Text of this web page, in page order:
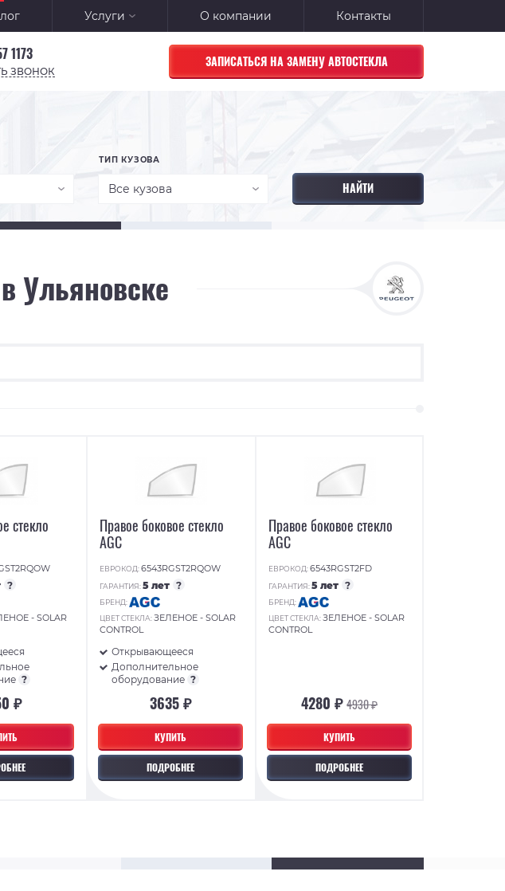
Услуги О компании Контакты
1173
ЗВОНОК
ЗАПИСАТЬСЯ НА ЗАМЕНУ АВТОСТЕКЛА
ТИП КУЗОВА
Все кузова
Ульяновске
стекло
?
- SOLAR
?
₽
КУПИТЬ
ПОДРОБНЕЕ
Правое боковое стекло
AGC
ЕВРОКОД:6543RGST2RQOW
ГАРАНТИЯ:5 лет ?
БРЕНД:
ЦВЕТ СТЕКЛА:ЗЕЛЕНОЕ - SOLAR
CONTROL
Открывающееся
Дополнительное
оборудование ?
3635 ₽
КУПИТЬ
ПОДРОБНЕЕ
Правое боковое стекло
AGC
ЕВРОКОД:6543RGST2FD
ГАРАНТИЯ:5 лет ?
БРЕНД:
ЦВЕТ СТЕКЛА:ЗЕЛЕНОЕ - SOLAR
CONTROL
4280 ₽4930 ₽